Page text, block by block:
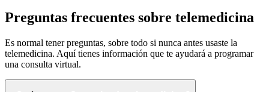
Preguntas frecuentes sobre telemedicina
Es normal tener preguntas, sobre todo si nunca antes usaste la
telemedicina. Aquí tienes información que te ayudará a programar
una consulta virtual.